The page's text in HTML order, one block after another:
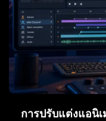
การปรับแต่งแอนิ